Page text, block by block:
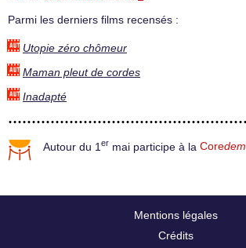
Parmi les derniers films recensés :
Utopie zéro chômeur
Maman pleut de cordes
Inadapté
Autour du 1 er mai participe à la Coredem
Mentions légales
Crédits